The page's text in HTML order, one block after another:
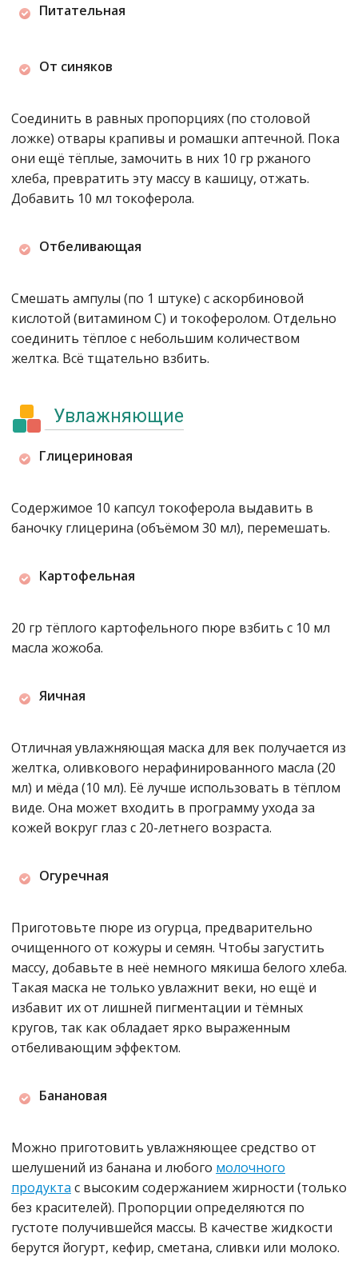
Питательная
От синяков
Соединить в равных пропорциях (по столовой
ложке) отвары крапивы и ромашки аптечной. Пока
они ещё тёплые, замочить в них 10 гр ржаного
хлеба, превратить эту массу в кашицу, отжать.
Добавить 10 мл токоферола.
Отбеливающая
Смешать ампулы (по 1 штуке) с аскорбиновой
кислотой (витамином С) и токоферолом. Отдельно
соединить тёплое с небольшим количеством
желтка. Всё тщательно взбить.
Увлажняющие
Глицериновая
Содержимое 10 капсул токоферола выдавить в
баночку глицерина (объёмом 30 мл), перемешать.
Картофельная
20 гр тёплого картофельного пюре взбить с 10 мл
масла жожоба.
Яичная
Отличная увлажняющая маска для век получается из
желтка, оливкового нерафинированного масла (20
мл) и мёда (10 мл). Её лучше использовать в тёплом
виде. Она может входить в программу ухода за
кожей вокруг глаз с 20-летнего возраста.
Огуречная
Приготовьте пюре из огурца, предварительно
очищенного от кожуры и семян. Чтобы загустить
массу, добавьте в неё немного мякиша белого хлеба.
Такая маска не только увлажнит веки, но ещё и
избавит их от лишней пигментации и тёмных
кругов, так как обладает ярко выраженным
отбеливающим эффектом.
Банановая
Можно приготовить увлажняющее средство от
шелушений из банана и любого молочного
продукта с высоким содержанием жирности (только
без красителей). Пропорции определяются по
густоте получившейся массы. В качестве жидкости
берутся йогурт, кефир, сметана, сливки или молоко.